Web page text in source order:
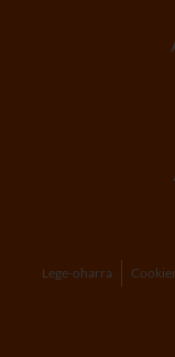
Lege-oharra